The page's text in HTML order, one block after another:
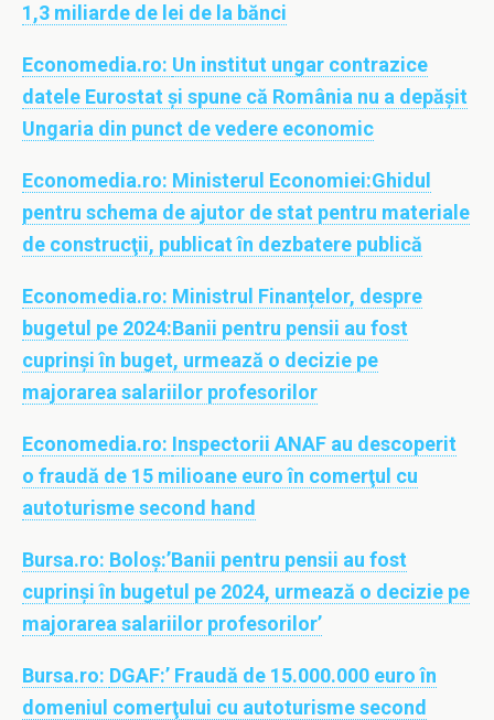
1,3 miliarde de lei de la bănci
Economedia.ro: Un institut ungar contrazice
datele Eurostat și spune că România nu a depășit
Ungaria din punct de vedere economic
Economedia.ro: Ministerul Economiei:Ghidul
pentru schema de ajutor de stat pentru materiale
de construcţii, publicat în dezbatere publică
Economedia.ro: Ministrul Finanțelor, despre
bugetul pe 2024:Banii pentru pensii au fost
cuprinşi în buget, urmează o decizie pe
majorarea salariilor profesorilor
Economedia.ro: Inspectorii ANAF au descoperit
o fraudă de 15 milioane euro în comerţul cu
autoturisme second hand
Bursa.ro: Boloş:’Banii pentru pensii au fost
cuprinşi în bugetul pe 2024, urmează o decizie pe
majorarea salariilor profesorilor’
Bursa.ro: DGAF:’ Fraudă de 15.000.000 euro în
domeniul comerţului cu autoturisme second